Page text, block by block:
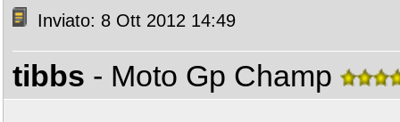
Inviato: 8 Ott 2012 14:49
tibbs - Moto Gp Champ